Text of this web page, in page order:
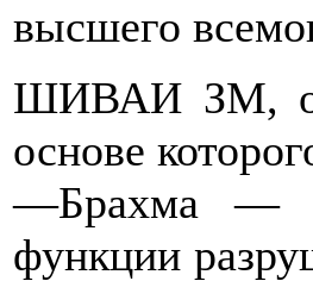
высшего
ШИВАИ ЗМ,
основе
—Брахма —
функции